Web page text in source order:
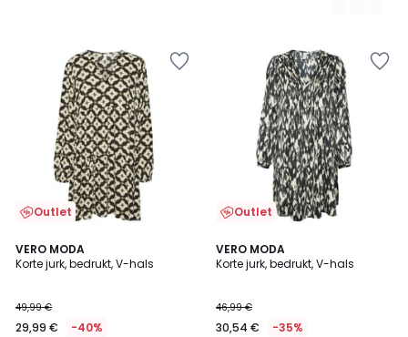
Outlet
VERO MODA
Korte jurk, bedrukt, V-hals
49,99 €
29,99 € -40%
5
/
Outlet
VERO MODA
Korte jurk, bedrukt, V-hals
46,99 €
30,54 € -35%